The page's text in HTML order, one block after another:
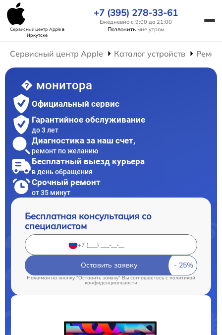
Сервисный центр Appleв
Иркутске
+7 (395) 278-33-61
Ежедневно с 9:00 до 21:00
Позвонить мне утром
Сервисный центр Apple Каталог устройств
� монитора
Официальный сервис
Гарантийное обслуживание
до 3 лет
Диагностика за наш счет,
ремонт по желанию
Бесплатный выезд курьера
в день обращения
Срочный ремонт
от 35 минут
Бесплатная консультация со
специалистом
Оставить заявку
Нажимая на кнопку "Оставить заявку" Вы соглашаетесь cполитикой
конфиденциальности